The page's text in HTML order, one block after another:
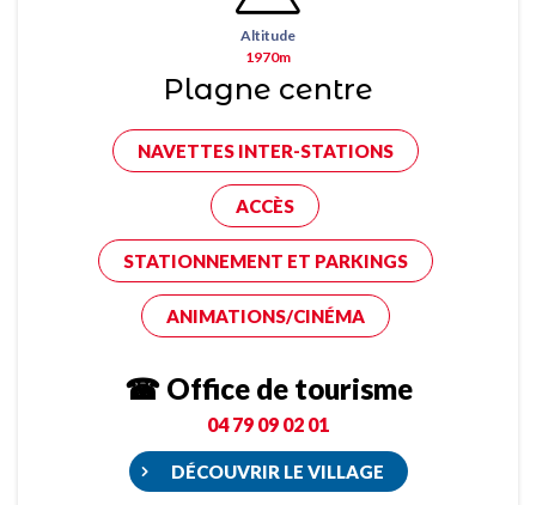
Altitude
1970m
Plagne centre
NAVETTES INTER-STATIONS
ACCÈS
STATIONNEMENT ET PARKINGS
ANIMATIONS/CINÉMA
☎ Office de tourisme
04 79 09 02 01
DÉCOUVRIR LE VILLAGE